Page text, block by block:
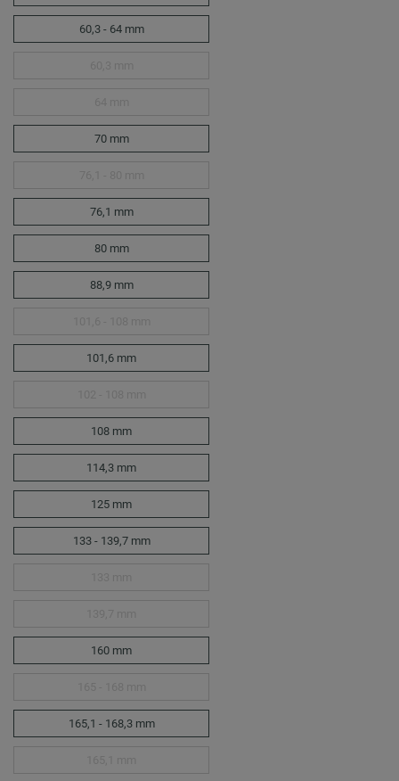
60,3 - 64 mm
70 mm
76,1 mm
80 mm
88,9 mm
101,6 mm
108 mm
114,3 mm
125 mm
133 - 139,7 mm
160 mm
165,1 - 168,3 mm